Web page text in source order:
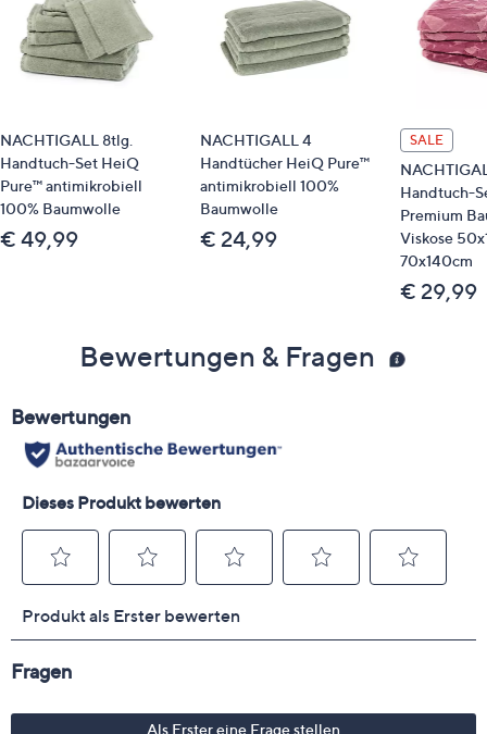
NACHTIGALL 8tlg.
Handtuch-Set HeiQ
Pure™ antimikrobiell
100% Baumwolle
€ 49,99
NACHTIGALL 4
Handtücher HeiQ Pure™
antimikrobiell 100%
Baumwolle
€ 24,99
SALE
Handtuch-
Premium
Viskose
70x140cm
€ 29,99
Bewertungen & Fragen